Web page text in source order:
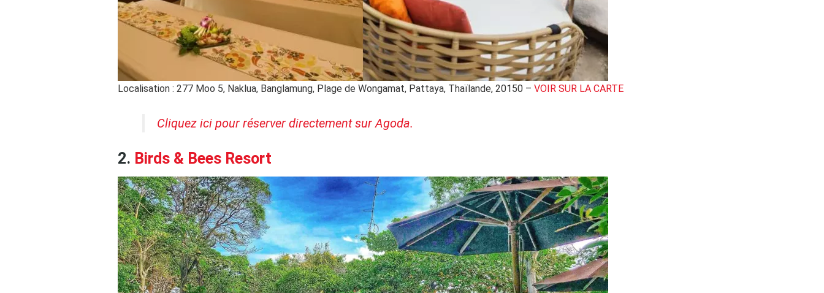
Localisation : 277 Moo 5, Naklua, Banglamung, Plage de Wongamat, Pattaya, Thaïlande, 20150 – VOIR SUR LA CARTE
Cliquez ici pour réserver directement sur Agoda.
2. Birds & Bees Resort